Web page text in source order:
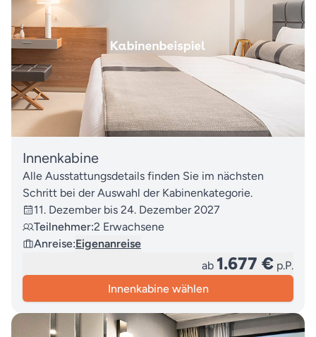
Innenkabine
Alle Ausstattungsdetails finden Sie im nächsten
Schritt bei der Auswahl der Kabinenkategorie.
11. Dezember bis 24. Dezember 2027
Teilnehmer:2 Erwachsene
Anreise:Eigenanreise
ab 1.677 € p.P.
Innenkabine wählen